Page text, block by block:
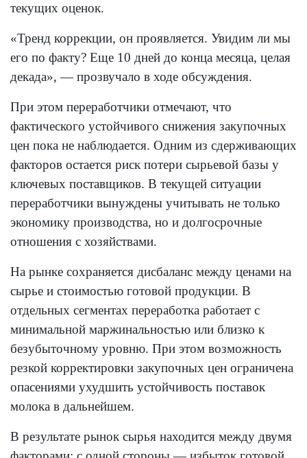
текущих оценок.
«Тренд коррекции, он проявляется. Увидим ли мы
его по факту? Еще 10 дней до конца месяца, целая
декада», — прозвучало в ходе обсуждения.
При этом переработчики отмечают, что
фактического устойчивого снижения закупочных
цен пока не наблюдается. Одним из сдерживающих
факторов остается риск потери сырьевой базы у
ключевых поставщиков. В текущей ситуации
переработчики вынуждены учитывать не только
экономику производства, но и долгосрочные
отношения с хозяйствами.
На рынке сохраняется дисбаланс между ценами на
сырье и стоимостью готовой продукции. В
отдельных сегментах переработка работает с
минимальной маржинальностью или близко к
безубыточному уровню. При этом возможность
резкой корректировки закупочных цен ограничена
опасениями ухудшить устойчивость поставок
молока в дальнейшем.
В результате рынок сырья находится между двумя